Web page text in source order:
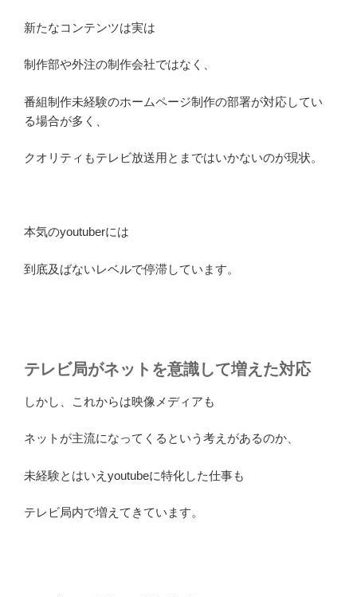
新たなコンテンツは実は
制作部や外注の制作会社ではなく、
番組制作未経験のホームページ制作の部署が対応してい
る場合が多く、
クオリティもテレビ放送用とまではいかないのが現状。
本気のyoutuberには
到底及ばないレベルで停滞しています。
テレビ局がネットを意識して増えた対応
しかし、これからは映像メディアも
ネットが主流になってくるという考えがあるのか、
未経験とはいえyoutubeに特化した仕事も
テレビ局内で増えてきています。